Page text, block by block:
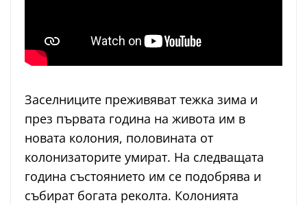
Заселниците преживяват тежка зима и
през първата година на живота им в
новата колония, половината от
колонизаторите умират. На следващата
година състоянието им се подобрява и
събират богата реколта. Колонията